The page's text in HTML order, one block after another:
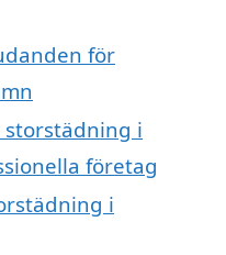
för
storstädning i
företag
i